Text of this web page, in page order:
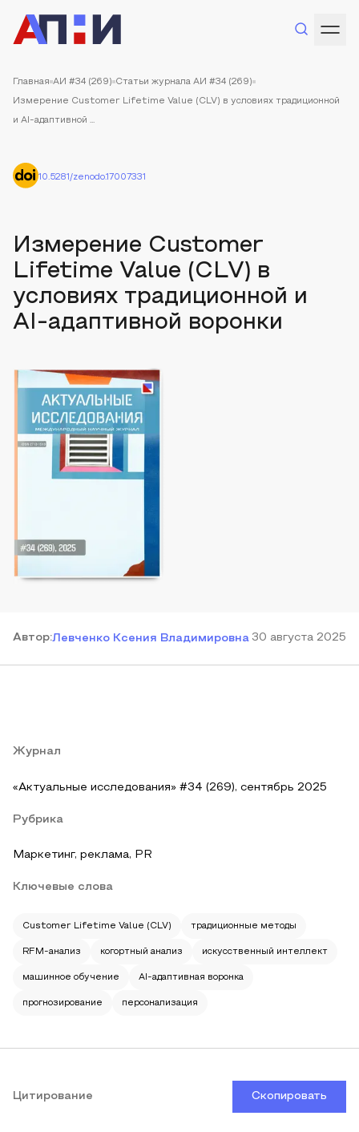
Главная АИ #34 (269) Статьи журнала АИ #34 (269)
Измерение Customer Lifetime Value (CLV) в условиях традиционной
и AI-адаптивной ...
10.5281/zenodo.17007331
Измерение Customer
Lifetime Value (CLV) в
условиях традиционной и
AI-адаптивной воронки
Автор:Левченко Ксения Владимировна 30 августа 2025
Журнал
«Актуальные исследования» #34 (269), сентябрь 2025
Рубрика
Маркетинг, реклама, PR
Ключевые слова
Customer Lifetime Value (CLV) традиционные методы
RFM-анализ когортный анализ искусственный интеллект
машинное обучение AI-адаптивная воронка
прогнозирование персонализация
Цитирование Скопировать